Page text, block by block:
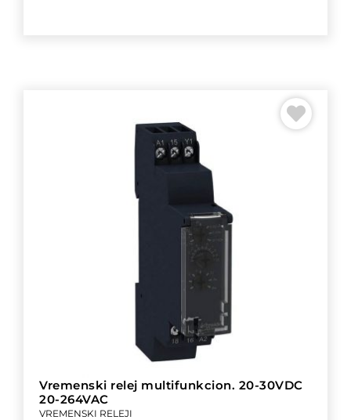
Vremenski relej multifunkcion. 20-30VDC
20-264VAC
VREMENSKI RELEJI